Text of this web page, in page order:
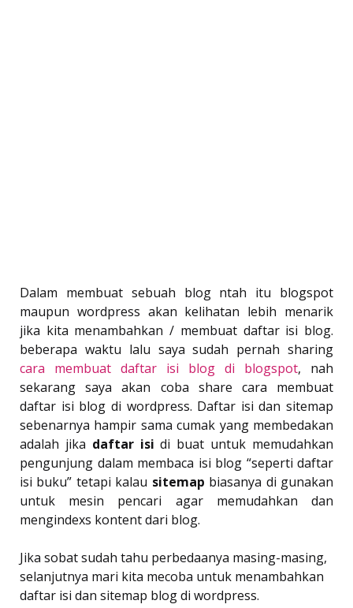
Dalam membuat sebuah blog ntah itu blogspot
maupun wordpress akan kelihatan lebih menarik
jika kita menambahkan / membuat daftar isi blog.
beberapa waktu lalu saya sudah pernah sharing
cara membuat daftar isi blog di blogspot, nah
sekarang saya akan coba share cara membuat
daftar isi blog di wordpress. Daftar isi dan sitemap
sebenarnya hampir sama cumak yang membedakan
adalah jika daftar isi di buat untuk memudahkan
pengunjung dalam membaca isi blog “seperti daftar
isi buku” tetapi kalau sitemap biasanya di gunakan
untuk mesin pencari agar memudahkan dan
mengindexs kontent dari blog.
Jika sobat sudah tahu perbedaanya masing-masing,
selanjutnya mari kita mecoba untuk menambahkan
daftar isi dan sitemap blog di wordpress.